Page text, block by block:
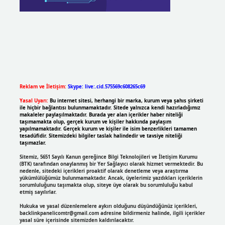
Reklam ve İletişim: Skype: live:.cid.575569c608265c69
Yasal Uyarı: Bu internet sitesi, herhangi bir marka, kurum veya şahıs şirketi
ile hiçbir bağlantısı bulunmamaktadır. Sitede yalnızca kendi hazırladığımız
makaleler paylaşılmaktadır. Burada yer alan içerikler haber niteliği
taşımamakta olup, gerçek kurum ve kişiler hakkında paylaşım
yapılmamaktadır. Gerçek kurum ve kişiler ile isim benzerlikleri tamamen
tesadüfidir. Sitemizdeki bilgiler taslak halindedir ve tavsiye niteliği
taşımazlar.
Sitemiz, 5651 Sayılı Kanun gereğince Bilgi Teknolojileri ve İletişim Kurumu
(BTK) tarafından onaylanmış bir Yer Sağlayıcı olarak hizmet vermektedir. Bu
nedenle, sitedeki içerikleri proaktif olarak denetleme veya araştırma
yükümlülüğümüz bulunmamaktadır. Ancak, üyelerimiz yazdıkları içeriklerin
sorumluluğunu taşımakta olup, siteye üye olarak bu sorumluluğu kabul
etmiş sayılırlar.
Hukuka ve yasal düzenlemelere aykırı olduğunu düşündüğünüz içerikleri,
backlinkpanelicomtr@gmail.comadresine bildirmeniz halinde, ilgili içerikler
yasal süre içerisinde sitemizden kaldırılacaktır.